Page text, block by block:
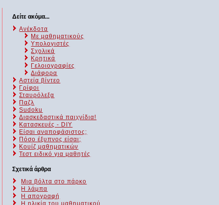
Δείτε ακόμα...
Ανέκδοτα
Με μαθηματικούς
Υπολογιστές
Σχολικά
Κρητικά
Γελοιογραφίες
Διάφορα
Αστεία βίντεο
Γρίφοι
Σταυρόλεξα
Παζλ
Sudoku
Διασκεδαστικά παιχνίδια!
Κατασκευές - DIY
Είσαι αναποφάσιστος;
Πόσο έξυπνος είσαι;
Kουίζ μαθηματικών
Τεστ ειδικό για μαθητές
Σχετικά άρθρα
Μια βόλτα στο πάρκο
Η λάμπα
Η απογραφή
Η ηλικία του μαθηματικού